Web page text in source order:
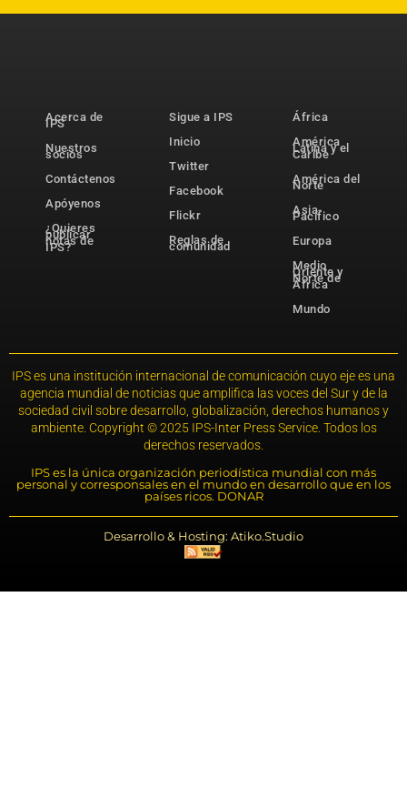
Acerca de
IPS
Nuestros
socios
Contáctenos
Apóyenos
¿Quieres
publicar
notas de
IPS?
Sigue a IPS
Inicio
Twitter
Facebook
Flickr
Reglas de
comunidad
África
América
Latina y el
Caribe
América del
Norte
Asia-
Pacífico
Europa
Medio
Oriente y
Norte de
África
Mundo
IPS es una institución internacional de comunicación cuyo eje es una
agencia mundial de noticias que amplifica las voces del Sur y de la
sociedad civil sobre desarrollo, globalización, derechos humanos y
ambiente. Copyright © 2025 IPS-Inter Press Service. Todos los
derechos reservados.
IPS es la única organización periodística mundial con más
personal y corresponsales en el mundo en desarrollo que en los
países ricos. DONAR
Desarrollo & Hosting: Atiko.Studio